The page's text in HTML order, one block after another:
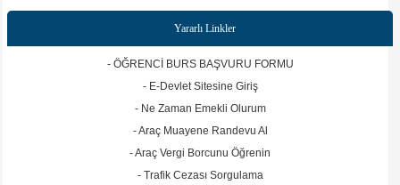
Emeği geçen herkesten Allah razı olsun
Değerli köylülerim öncelikle uzaktan yakından Ilıcaköyü Derneği, köy muhtarlığı ve
köyümüzle ilgili konuları yakından takip ettiğiniz için hepinize teşekkür ederim.
yorumları alanında paylaşmanız, daha faydalı olacağı kanaatindeyim. Sitemizin
yayinlamasini istediginiz haber, bilgi. belge ve resimleri bizimle paylasabilirsiniz. Olumlu
veya olumsuz goruslerinizi, musait vakitlerinizde bu mecrada tum koylulerimizin takip
edebilmesi için paylasminizi rica ederiz. Saygılarımla
Yararlı Linkler
- ÖĞRENCİ BURS BAŞVURU FORMU
- E-Devlet Sitesine Giriş
- Ne Zaman Emekli Olurum
- Araç Muayene Randevu Al
- Araç Vergi Borcunu Öğrenin
- Trafik Cezası Sorgulama